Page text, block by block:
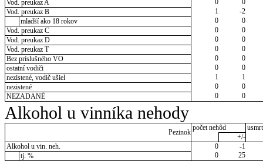
Vod. preukaz A
0
0
Vod. preukaz B
1
-2
mladší ako 18 rokov
0
0
Vod. preukaz C
0
0
Vod. preukaz D
0
0
Vod. preukaz T
0
0
Bez príslušného VO
0
0
ostatní vodiči
0
0
nezistené, vodič ušiel
1
1
nezistené
0
0
NEZADANÉ
0 0
Alkohol u vinníka nehody
Pezinok
počet nehôd
+/-
Alkohol u vin. neh.
0
-1
tj. %
0 25